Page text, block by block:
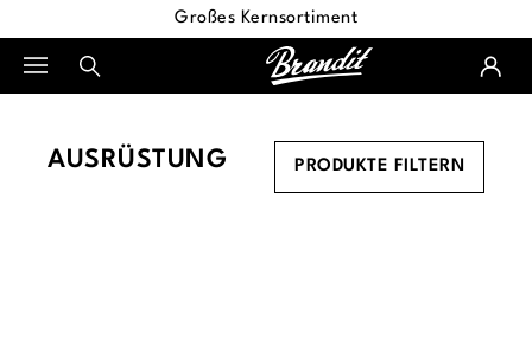
Großes Kernsortiment
AUSRÜSTUNG PRODUKTE FILTERN